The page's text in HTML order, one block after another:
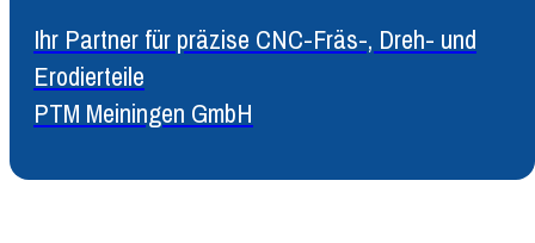
Ihr Partner für präzise CNC-Fräs-, Dreh- und
Erodierteile
PTM Meiningen GmbH
Instagram